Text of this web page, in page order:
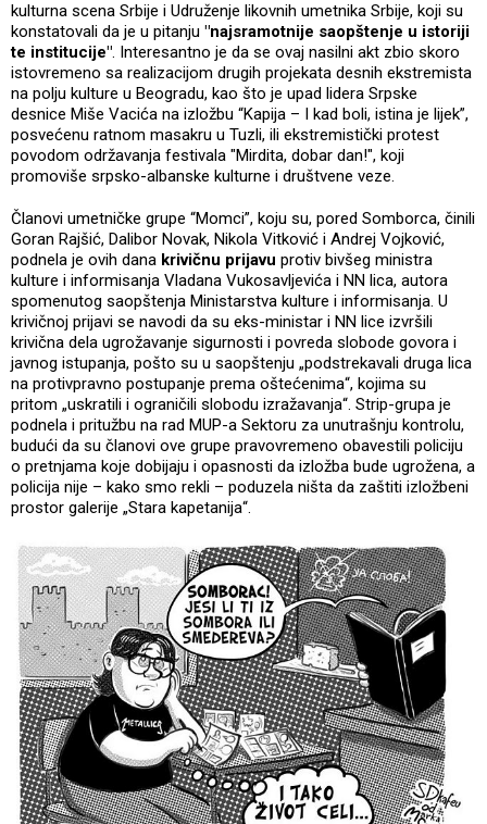
kulturna scena Srbije i Udruženje likovnih umetnika Srbije, koji su
konstatovali da je u pitanju "najsramotnije saopštenje u istoriji
te institucije". Interesantno je da se ovaj nasilni akt zbio skoro
istovremeno sa realizacijom drugih projekata desnih ekstremista
na polju kulture u Beogradu, kao što je upad lidera Srpske
desnice Miše Vacića na izložbu “Kapija – I kad boli, istina je lijek”,
posvećenu ratnom masakru u Tuzli, ili ekstremistički protest
povodom održavanja festivala "Mirdita, dobar dan!", koji
promoviše srpsko-albanske kulturne i društvene veze.
Članovi umetničke grupe “Momci”, koju su, pored Somborca, činili
Goran Rajšić, Dalibor Novak, Nikola Vitković i Andrej Vojković,
podnela je ovih dana krivičnu prijavu protiv bivšeg ministra
kulture i informisanja Vladana Vukosavljevića i NN lica, autora
spomenutog saopštenja Ministarstva kulture i informisanja. U
krivičnoj prijavi se navodi da su eks-ministar i NN lice izvršili
krivična dela ugrožavanje sigurnosti i povreda slobode govora i
javnog istupanja, pošto su u saopštenju „podstrekavali druga lica
na protivpravno postupanje prema oštećenima“, kojima su
pritom „uskratili i ograničili slobodu izražavanja“. Strip-grupa je
podnela i pritužbu na rad MUP-a Sektoru za unutrašnju kontrolu,
budući da su članovi ove grupe pravovremeno obavestili policiju
o pretnjama koje dobijaju i opasnosti da izložba bude ugrožena, a
policija nije – kako smo rekli – poduzela ništa da zaštiti izložbeni
prostor galerije „Stara kapetanija“.